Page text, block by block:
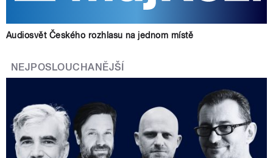
Audiosvět Českého rozhlasu na jednom místě
NEJPOSLOUCHANĚJŠÍ